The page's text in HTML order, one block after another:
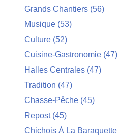
Grands Chantiers (56)
Musique (53)
Culture (52)
Cuisine-Gastronomie (47)
Halles Centrales (47)
Tradition (47)
Chasse-Pêche (45)
Repost(45)
Chichois À La Baraquette